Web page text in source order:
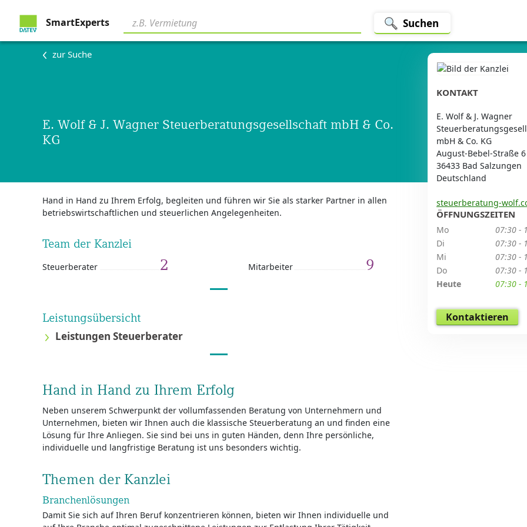
SmartExperts Suchen
zur Suche
E. Wolf & J. Wagner Steuerberatungsgesellschaft mbH & Co.
KG
Hand in Hand zu Ihrem Erfolg, begleiten und führen wir Sie als starker Partner in allen
betriebswirtschaftlichen und steuerlichen Angelegenheiten.
Team der Kanzlei
Steuerberater 2 Mitarbeiter 9
Leistungsübersicht
Leistungen Steuerberater
Hand in Hand zu Ihrem Erfolg
Neben unserem Schwerpunkt der vollumfassenden Beratung von Unternehmern und
Unternehmen, bieten wir Ihnen auch die klassische Steuerberatung an und finden eine
Lösung für Ihre Anliegen. Sie sind bei uns in guten Händen, denn Ihre persönliche,
individuelle und langfristige Beratung ist uns besonders wichtig.
Themen der Kanzlei
Branchenlösungen
Damit Sie sich auf Ihren Beruf konzentrieren können, bieten wir Ihnen individuelle und
KONTAKT
E. Wolf & J. Wagner
mbH & Co. KG
August-Bebel-Straße 6
36433 Bad Salzungen
Deutschland
steuerberatung-
ÖFFNUNGSZEITEN
Mo
07:30 -
Di
07:30 -
Mi
07:30 -
Do
07:30 -
Heute
07:30 -
Kontaktieren